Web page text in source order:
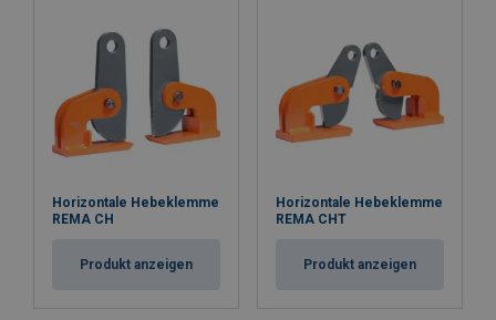
Horizontale Hebeklemme
REMA CH
Produkt anzeigen
Horizontale Hebeklemme
REMA CHT
Produkt anzeigen